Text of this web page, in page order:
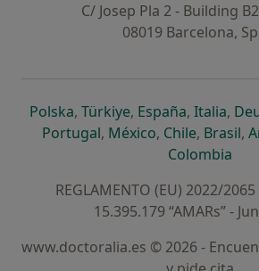
C/ Josep Pla 2 - Building
08019 Barcelona,
Polskase abre en una nueva
, Türkiyese abre en una
, Españase abre en
, Italiase
,
Portugalse abre en una nueva
, Méxicose abre en
, Chilese abre
, Brasil,
Colombia
REGLAMENTO (EU) 2022/
15.395.179 “AMARs” -
www.doctoralia.es © 2026 -